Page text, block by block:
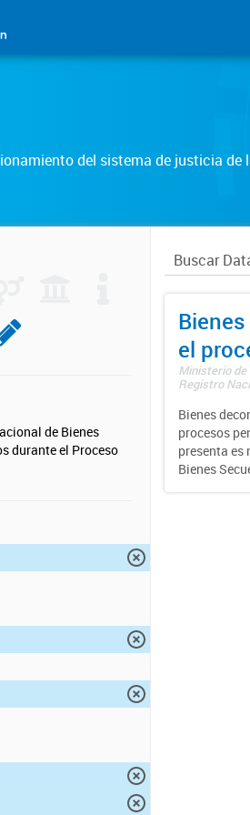
del sistema de justicia de
de Bienes
durante el Proceso
el
Ministerio
Registro
Bienes
procesos
presenta
Bienes